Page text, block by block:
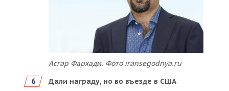
Асгар Фархади. Фото iransegodnya.ru
Дали награду, но во въезде в США